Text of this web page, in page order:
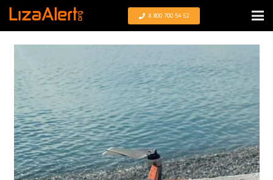
8 800 700 54 52